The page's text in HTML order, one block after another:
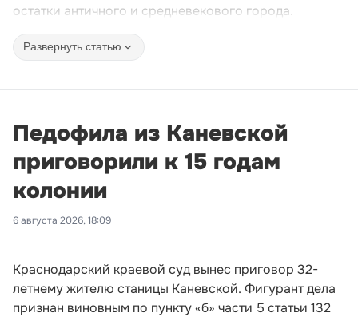
остатки античного и средневекового города.
Развернуть статью
Педофила из Каневской
приговорили к 15 годам
колонии
6 августа 2026, 18:09
Краснодарский краевой суд вынес приговор 32-
летнему жителю станицы Каневской. Фигурант дела
признан виновным по пункту «б» части 5 статьи 132